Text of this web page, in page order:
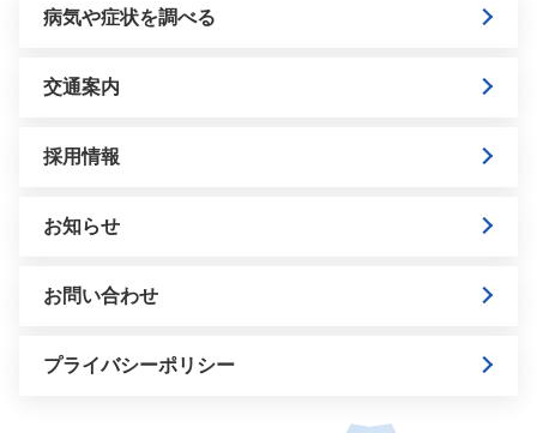
病気や症状を調べる
交通案内
採用情報
お知らせ
お問い合わせ
プライバシーポリシー